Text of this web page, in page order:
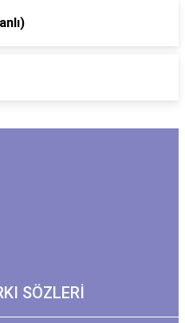
SÖZLERİ